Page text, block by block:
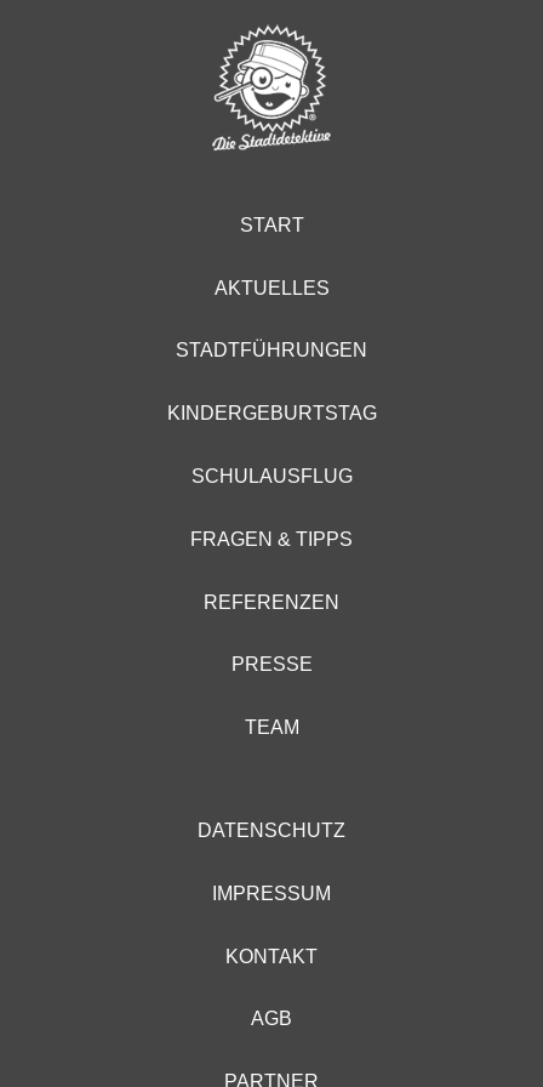
START
AKTUELLES
STADTFÜHRUNGEN
KINDERGEBURTSTAG
SCHULAUSFLUG
FRAGEN & TIPPS
REFERENZEN
PRESSE
TEAM
DATENSCHUTZ
IMPRESSUM
KONTAKT
AGB
PARTNER